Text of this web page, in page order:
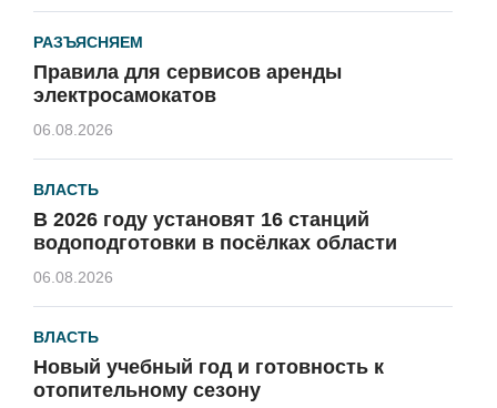
РАЗЪЯСНЯЕМ
Правила для сервисов аренды
электросамокатов
06.08.2026
ВЛАСТЬ
В 2026 году установят 16 станций
водоподготовки в посёлках области
06.08.2026
ВЛАСТЬ
Новый учебный год и готовность к
отопительному сезону